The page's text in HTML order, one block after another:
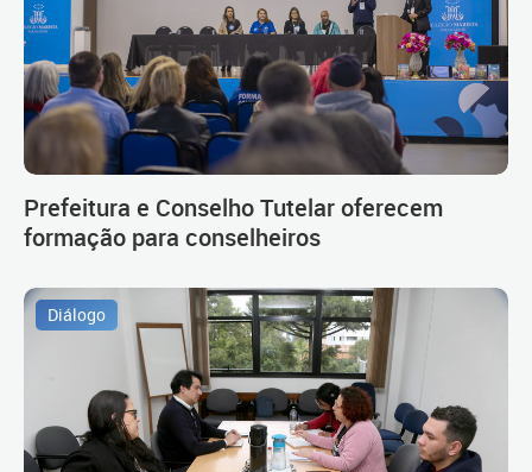
Prefeitura e Conselho Tutelar oferecem
formação para conselheiros
Diálogo